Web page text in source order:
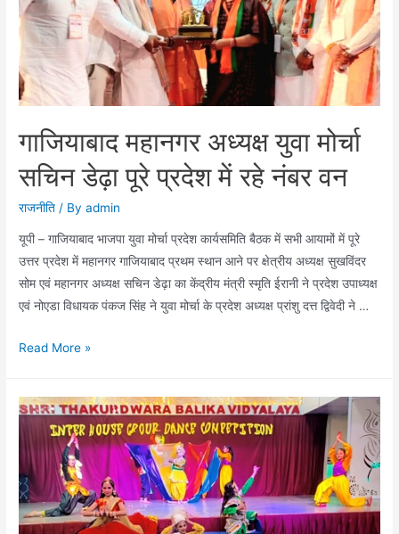
में
लगाया
रक्तदान
शिविर
गाजियाबाद महानगर अध्यक्ष युवा मोर्चा
सचिन डेढ़ा पूरे प्रदेश में रहे नंबर वन
राजनीति / Byadmin
यूपी – गाजियाबाद भाजपा युवा मोर्चा प्रदेश कार्यसमिति बैठक में सभी आयामों में पूरे
उत्तर प्रदेश में महानगर गाजियाबाद प्रथम स्थान आने पर क्षेत्रीय अध्यक्ष सुखविंदर
सोम एवं महानगर अध्यक्ष सचिन डेढ़ा का केंद्रीय मंत्री स्मृति ईरानी ने प्रदेश उपाध्यक्ष
एवं नोएडा विधायक पंकज सिंह ने युवा मोर्चा के प्रदेश अध्यक्ष प्रांशु दत्त द्विवेदी ने …
गाजियाबाद
युवा
सचिन
डेढ़ा
पूरे
प्रदेश
Read More »